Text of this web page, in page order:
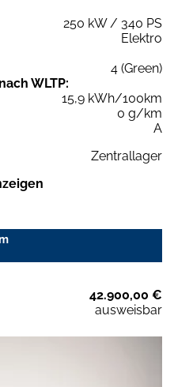
250 kW / 340 PS
Elektro
4 (Green)
WLTP:
15,9 kWh/100km
0 g/km
A
Zentrallager
42.900,00 €
ausweisbar